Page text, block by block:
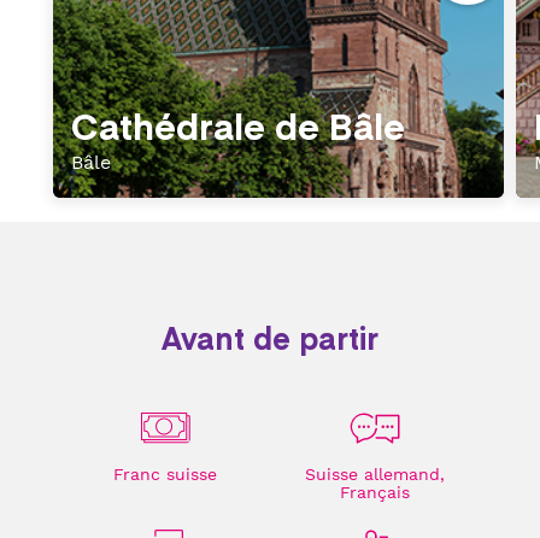
Cathédrale de Bâle
Bâle
Avant de partir
Franc suisse
Suisse allemand,
Français